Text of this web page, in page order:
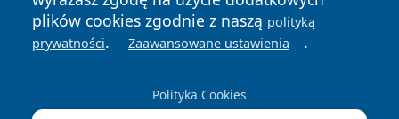
plików cookies zgodnie z naszą polityką
prywatności. Zaawansowane ustawienia .
Polityka Cookies